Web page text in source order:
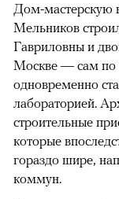
Дом-мастерскую
Мельников
Гавриловны и
Москве — сам по
одновременно
лабораторией.
строительные
которые
гораздо шире,
коммун.